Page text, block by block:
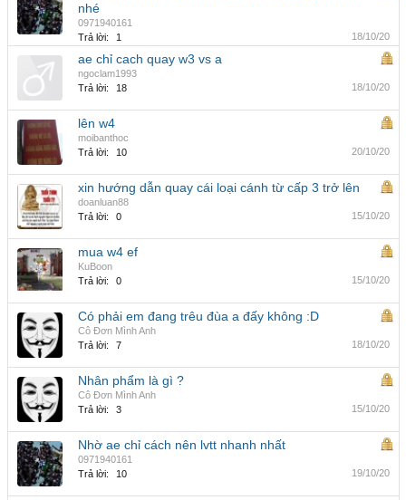
nhé
0971940161
Trả lời:
1 18/10/20
ae chỉ cach quay w3 vs a
ngoclam1993
Trả lời:
18 18/10/20
lên w4
moibanthoc
Trả lời:
10 20/10/20
xin hướng dẫn quay cái loại cánh từ cấp 3 trở lên
doanluan88
Trả lời:
0 15/10/20
mua w4 ef
KuBoon
Trả lời:
0 15/10/20
Có phải em đang trêu đùa a đấy không :D
Cô Đơn Mình Anh
Trả lời:
7 18/10/20
Nhân phẩm là gì ?
Cô Đơn Mình Anh
Trả lời:
3 15/10/20
Nhờ ae chỉ cách nên lvtt nhanh nhất
0971940161
Trả lời:
10 19/10/20